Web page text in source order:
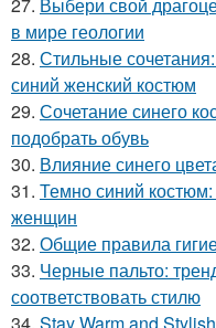
в мире геологии
28. Стильные
синий женский костюм
29. Сочетание синего
подобрать обувь
30. Влияние синего
31. Темно синий
женщин
32. Общие правила
33. Черные пальто:
соответствовать стилю
34. Stay Warm and